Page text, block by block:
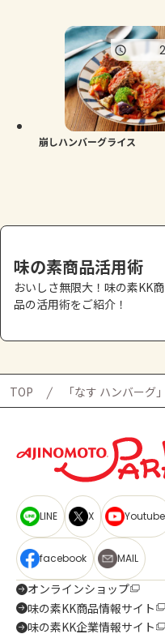
崩しハンバーグライス
味の素商品活用術
おいしさ無限大！味の素KK商
品の活用術をご紹介！
TOP 「なす ハンバーグ
LINE X Youtube
facebook MAIL
オンラインショップ
味の素KK商品情報サイト
味の素KK企業情報サイト